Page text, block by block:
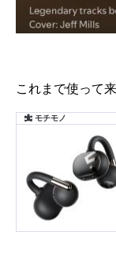
これまで使って